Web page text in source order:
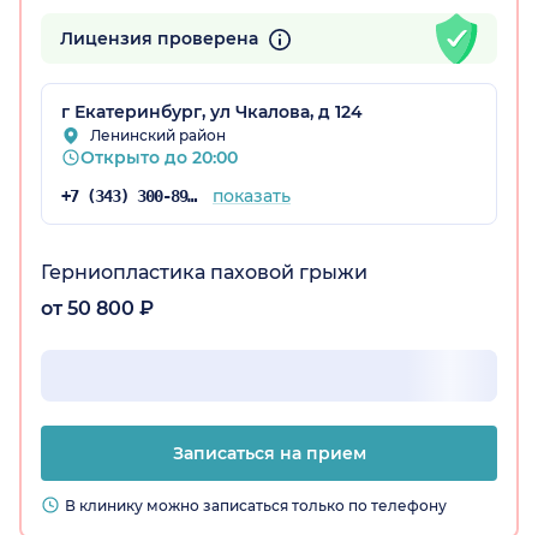
Лицензия проверена
г Екатеринбург, ул Чкалова, д 124
Ленинский район
Открыто до 20:00
+7 (343) 300-89-30 показать
Герниопластика паховой грыжи
от 50 800 ₽
Записаться на прием
В клинику можно записаться только по телефону